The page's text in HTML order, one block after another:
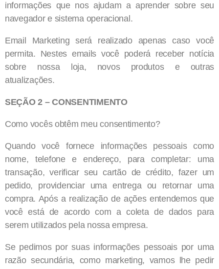
informações que nos ajudam a aprender sobre seu
navegador e sistema operacional.
Email Marketing será realizado apenas caso você
permita. Nestes emails você poderá receber notícia
sobre nossa loja, novos produtos e outras
atualizações.
SEÇÃO 2 – CONSENTIMENTO
Como vocês obtêm meu consentimento?
Quando você fornece informações pessoais como
nome, telefone e endereço, para completar: uma
transação, verificar seu cartão de crédito, fazer um
pedido, providenciar uma entrega ou retornar uma
compra. Após a realização de ações entendemos que
você está de acordo com a coleta de dados para
serem utilizados pela nossa empresa.
Se pedimos por suas informações pessoais por uma
razão secundária, como marketing, vamos lhe pedir